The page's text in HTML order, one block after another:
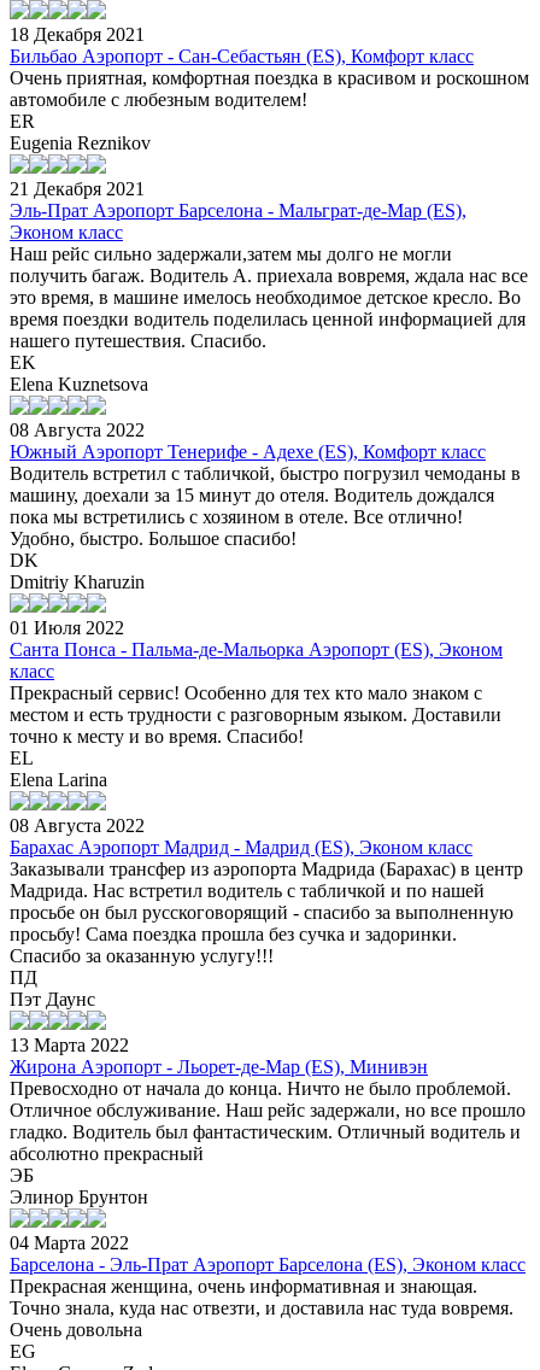
18 Декабря 2021
Бильбао Аэропорт - Сан-Себастьян (ES), Комфорт класс
Очень приятная, комфортная поездка в красивом и роскошном
автомобиле с любезным водителем!
ER
Eugenia Reznikov
21 Декабря 2021
Эль-Прат Аэропорт Барселона - Мальграт-де-Мар (ES),
Эконом класс
Наш рейс сильно задержали,затем мы долго не могли
получить багаж. Водитель А. приехала вовремя, ждала нас все
это время, в машине имелось необходимое детское кресло. Во
время поездки водитель поделилась ценной информацией для
нашего путешествия. Спасибо.
EK
Elena Kuznetsova
08 Августа 2022
Южный Аэропорт Тенерифе - Адехе (ES), Комфорт класс
Водитель встретил с табличкой, быстро погрузил чемоданы в
машину, доехали за 15 минут до отеля. Водитель дождался
пока мы встретились с хозяином в отеле. Все отлично!
Удобно, быстро. Большое спасибо!
DK
Dmitriy Kharuzin
01 Июля 2022
Санта Понса - Пальма-де-Мальорка Аэропорт (ES), Эконом
класс
Прекрасный сервис! Особенно для тех кто мало знаком с
местом и есть трудности с разговорным языком. Доставили
точно к месту и во время. Спасибо!
EL
Elena Larina
08 Августа 2022
Барахас Аэропорт Мадрид - Мадрид (ES), Эконом класс
Заказывали трансфер из аэропорта Мадрида (Барахас) в центр
Мадрида. Нас встретил водитель с табличкой и по нашей
просьбе он был русскоговорящий - спасибо за выполненную
просьбу! Сама поездка прошла без сучка и задоринки.
Спасибо за оказанную услугу!!!
ПД
Пэт Даунс
13 Марта 2022
Жирона Аэропорт - Льорет-де-Мар (ES), Минивэн
Превосходно от начала до конца. Ничто не было проблемой.
Отличное обслуживание. Наш рейс задержали, но все прошло
гладко. Водитель был фантастическим. Отличный водитель и
абсолютно прекрасный
ЭБ
Элинор Брунтон
04 Марта 2022
Барселона - Эль-Прат Аэропорт Барселона (ES), Эконом класс
Прекрасная женщина, очень информативная и знающая.
Точно знала, куда нас отвезти, и доставила нас туда вовремя.
Очень довольна
EG